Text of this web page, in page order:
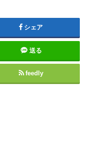
シェア
送る
feedly